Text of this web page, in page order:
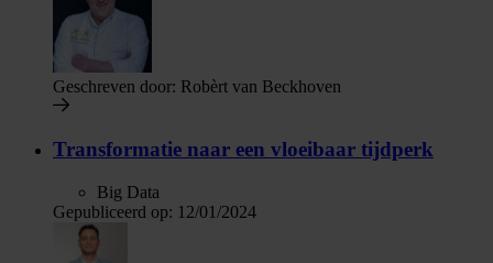
Geschreven door: Robèrt van Beckhoven
Transformatie naar een vloeibaar tijdperk
Big Data
Gepubliceerd op: 12/01/2024